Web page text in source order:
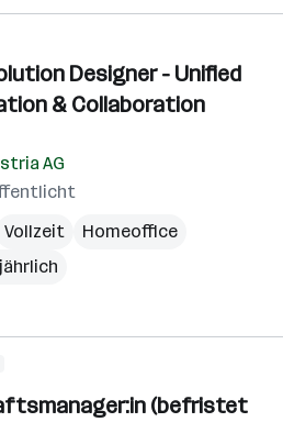
Designer - Unified
& Collaboration
AG
Vollzeit
Homeoffice
(befristet